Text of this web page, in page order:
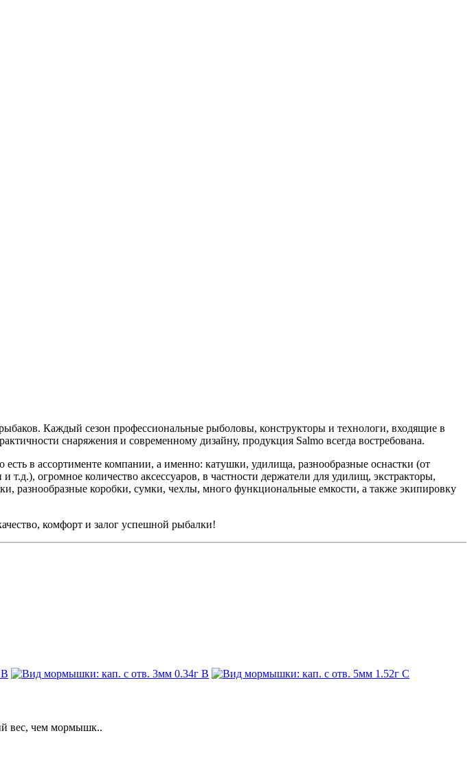
Каждый сезон профессиональные рыболовы, конструкторы и технологи, входящие в
снаряжения и современному дизайну, продукция Salmo всегда востребована.
в ассортименте компании, а именно: катушки, удилища, разнообразные оснастки (от
огромное количество аксессуаров, в частности держатели для удилищ, экстракторы,
разнообразные коробки, сумки, чехлы, много функциональные емкости, а также экипировку
комфорт и залог успешной рыбалки!
вес, чем мормышк..